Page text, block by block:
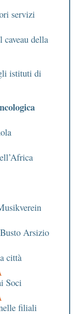
servizi
della
istituti di
Arsizio
città
Soci
filiali